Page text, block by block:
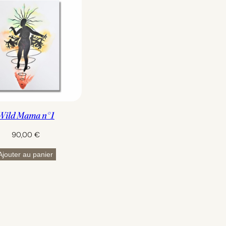
Mama n°1
90,00 €
au panier